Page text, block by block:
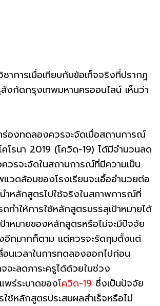
ชาการเมื่อเทียบกับข้อเท็จจริงที่ปรากฏ
งกัดกรุงเทพมหานครออนไลน์ เห็นว่า
ร่องทดลองควรจะจัดเมื่อสถานการณ์
คโรนา 2019 (โควิด-19) ได้มีจำนวนลด
วรจะจัดในสถานการณ์ที่มีความเป็น
วดล้อมของโรงเรียนจะเอื้ออำนวยต่อ
ำหลักสูตรไปใช้จริงในสภาพการณ์ที่
ถทำให้การใช้หลักสูตรบรรลุเป้าหมายได้
าหมายของหลักสูตรหรือไม่จะมีปัจจัย
อีกมากก็ตาม แต่ควรจะรัดกุมตั้งแต่
นเวลาในการทดลองออกไปก่อน
จะลดภาระครูได้ด้วยในช่วง
ร่ระบาดของโควิด-19 ซึ่งเป็นปัจจัย
ใช้หลักสูตรประสบผลสำเร็จหรือไม่